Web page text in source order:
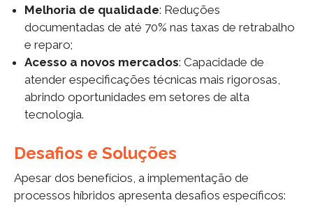
Melhoria de qualidade: Reduções
documentadas de até 70% nas taxas de retrabalho
e reparo;
Acesso a novos mercados: Capacidade de
atender especificações técnicas mais rigorosas,
abrindo oportunidades em setores de alta
tecnologia.
Desafios e Soluções
Apesar dos benefícios, a implementação de
processos híbridos apresenta desafios específicos: